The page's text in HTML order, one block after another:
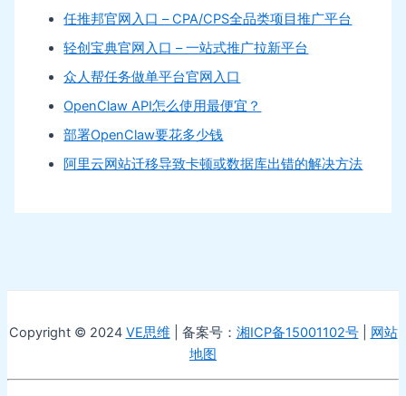
任推邦官网入口 – CPA/CPS全品类项目推广平台
轻创宝典官网入口 – 一站式推广拉新平台
众人帮任务做单平台官网入口
OpenClaw API怎么使用最便宜？
部署OpenClaw要花多少钱
阿里云网站迁移导致卡顿或数据库出错的解决方法
Copyright © 2024 VE思维 | 备案号： 湘ICP备15001102号| 网站
地图